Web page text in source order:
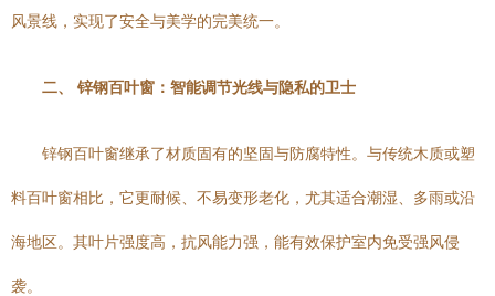
风景线，实现了安全与美学的完美统一。
二、 锌钢百叶窗：智能调节光线与隐私的卫士
锌钢百叶窗继承了材质固有的坚固与防腐特性。与传统木质或塑
料百叶窗相比，它更耐候、不易变形老化，尤其适合潮湿、多雨或沿
海地区。其叶片强度高，抗风能力强，能有效保护室内免受强风侵
袭。